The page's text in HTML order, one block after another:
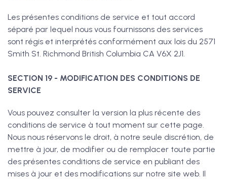
Les présentes conditions de service et tout accord
séparé par lequel nous vous fournissons des services
sont régis et interprétés conformément aux lois du 2571
Smith St. Richmond British Columbia CA V6X 2J1.
SECTION 19 - MODIFICATION DES CONDITIONS DE
SERVICE
Vous pouvez consulter la version la plus récente des
conditions de service à tout moment sur cette page.
Nous nous réservons le droit, à notre seule discrétion, de
mettre à jour, de modifier ou de remplacer toute partie
des présentes conditions de service en publiant des
mises à jour et des modifications sur notre site web. Il